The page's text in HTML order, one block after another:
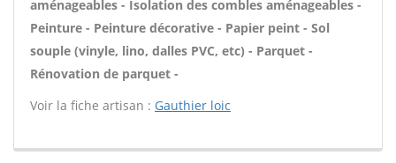
aménageables - Isolation des combles aménageables -
Peinture - Peinture décorative - Papier peint - Sol
souple (vinyle, lino, dalles PVC, etc) - Parquet -
Rénovation de parquet -
Voir la fiche artisan : Gauthier loic